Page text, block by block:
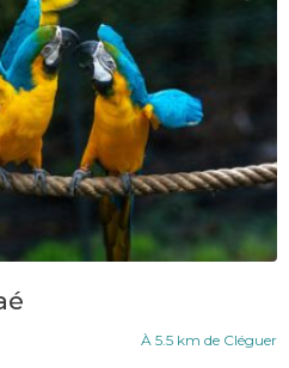
À 5.5 km de Cléguer